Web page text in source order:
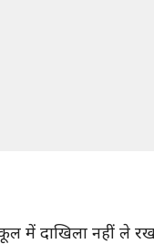
में दाखिला नहीं